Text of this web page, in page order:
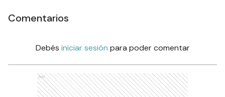
Comentarios
Debés iniciar sesión para poder comentar
Ads